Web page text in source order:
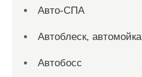
Авто-СПА
Автоблеск, автомойка
Автобосс